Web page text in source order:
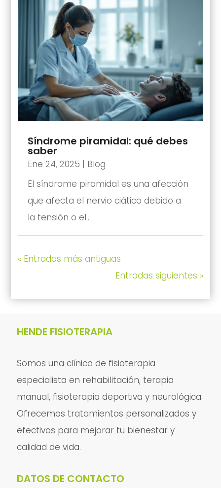
Síndrome piramidal: qué debes
saber
Ene 24, 2025 | Blog
El síndrome piramidal es una afección
que afecta el nervio ciático debido a
la tensión o el...
« Entradas más antiguas
Entradas siguientes »
HENDE FISIOTERAPIA
Somos una clínica de fisioterapia
especialista en rehabilitación, terapia
manual, fisioterapia deportiva y neurológica.
Ofrecemos tratamientos personalizados y
efectivos para mejorar tu bienestar y
calidad de vida.
DATOS DE CONTACTO